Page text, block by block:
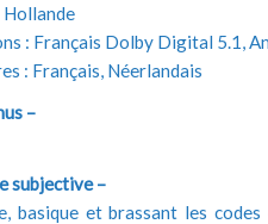
: Français Dolby Digital 5.1,
: Français, Néerlandais
–
subjective –
basique et brassant les